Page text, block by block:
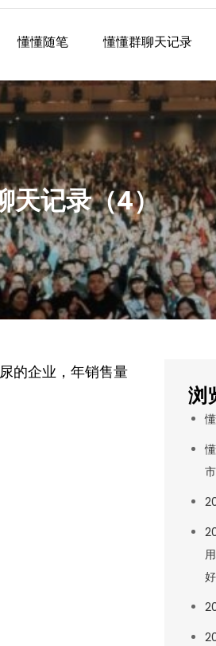
懂懂随笔 懂懂群聊天记录
天记录（4）
的企业，年销售量
浏
市